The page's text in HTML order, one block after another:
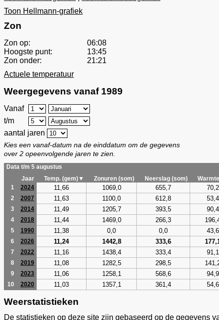
Toon Hellmann-grafiek
Zon
Zon op:
06:08
Hoogste punt:
13:45
Zon onder:
21:21
Actuele temperatuur
Weergegevens vanaf 1989
Vanaf
t/m
aantal jaren
Kies een vanaf-datum na de einddatum om de gegevens
over 2 opeenvolgende jaren te zien.
Data t/m 5 augustus
Jaar
Temp. (gem)▼ Zonuren (som) Neerslag (som)
1
2024 11,66 1069,0 655,7 70,2
2 2007 11,63 1100,0 612,8 53,4
3 2014 11,49 1205,7 393,5 90,4
4 2018 11,44 1469,0 266,3
5 1990 11,38 0,0 0,0 43,6
6 2026 11,24 1442,8 333,6
7 2022 11,16 1438,4 333,4 91,1
8 2019 11,08 1282,5 298,5
9 2023 11,06 1258,1 568,6 94,9
10 2020 11,03 1357,1 361,4 54,6
Weerstatistieken
De statistieken op deze site zijn gebaseerd op de gegevens